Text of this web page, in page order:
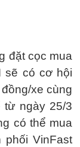
đặt cọc mua
sẽ có cơ hội
xe cùng
từ ngày 25/3
có thể mua
phối VinFast